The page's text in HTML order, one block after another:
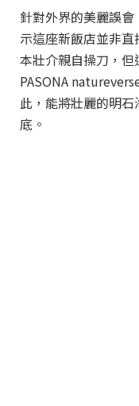
針對外界的美麗誤
示這座新飯店並非
本壯介親自操刀，
PASONA
此，能將壯麗的明
底。